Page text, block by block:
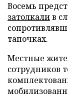
Восемь
затолкалив
тапочках.
Местные
сотрудников